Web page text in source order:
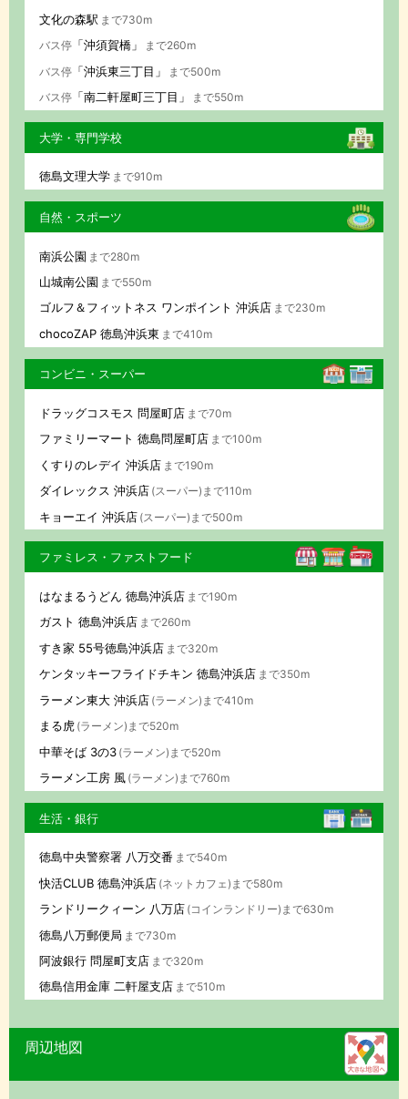
文化の森駅 まで730m
バス停「沖須賀橋」
まで260m
バス停「沖浜東三丁目」
まで500m
バス停「南二軒屋町三丁目」 まで550m
大学・専門学校
徳島文理大学 まで910m
自然・スポーツ
南浜公園 まで280m
山城南公園 まで550m
ゴルフ＆フィットネス ワンポイント 沖浜店 まで230m
chocoZAP 徳島沖浜東 まで410m
コンビニ・スーパー
ドラッグコスモス 問屋町店 まで70m
ファミリーマート 徳島問屋町店 まで100m
くすりのレデイ 沖浜店 まで190m
ダイレックス 沖浜店 (スーパー)まで110m
キョーエイ 沖浜店 (スーパー)まで500m
ファミレス・ファストフード
はなまるうどん 徳島沖浜店 まで190m
ガスト 徳島沖浜店 まで260m
すき家 55号徳島沖浜店 まで320m
ケンタッキーフライドチキン 徳島沖浜店 まで350m
ラーメン東大 沖浜店 (ラーメン)まで410m
まる虎 (ラーメン)まで520m
中華そば 3の3 (ラーメン)まで520m
ラーメン工房 風 (ラーメン)まで760m
生活・銀行
徳島中央警察署 八万交番 まで540m
快活CLUB 徳島沖浜店 (ネットカフェ)まで580m
ランドリークィーン 八万店 (コインランドリー)まで630m
徳島八万郵便局 まで730m
阿波銀行 問屋町支店 まで320m
徳島信用金庫 二軒屋支店 まで510m
周辺地図